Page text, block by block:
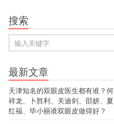
搜索
最新文章
天津知名的双眼皮医生都有谁？何
祥龙、卜胜利、关迪剑、邵妍、夏
红福、毕小丽谁双眼皮做得好？